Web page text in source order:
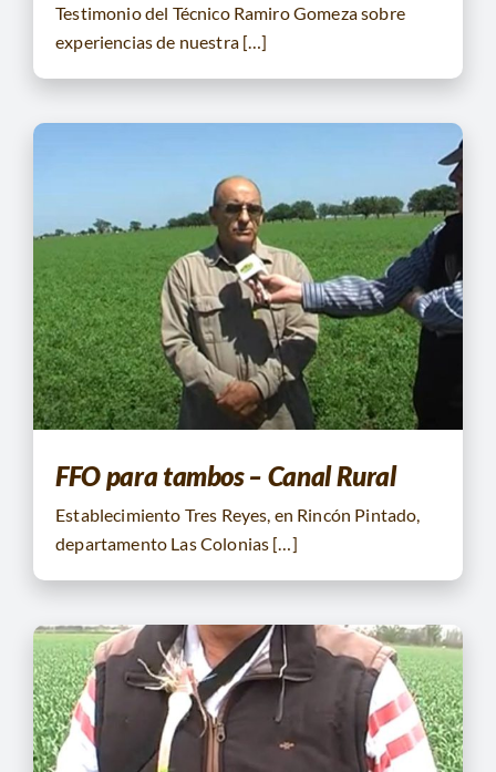
Testimonio del Técnico Ramiro Gomeza sobre
experiencias de nuestra […]
FFO para tambos – Canal Rural
Establecimiento Tres Reyes, en Rincón Pintado,
departamento Las Colonias […]